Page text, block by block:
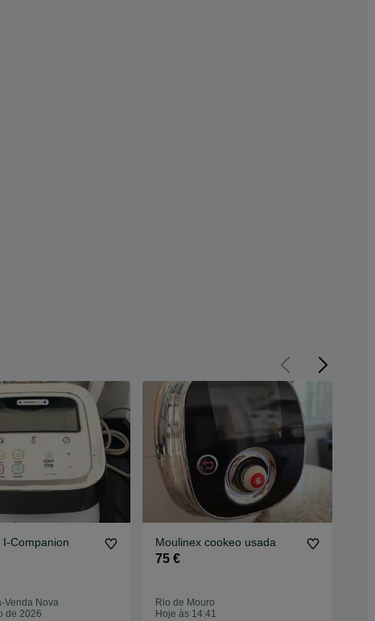
I-Companion
Venda Nova
de 2026
Moulinex cookeo usada
75 €
Rio de Mouro
Hoje às 14:41